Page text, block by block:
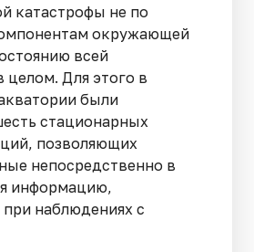
катастрофы не по
окружающей
всей
целом. Для этого в
были
стационарных
позволяющих
непосредственно в
информацию,
наблюдениях с